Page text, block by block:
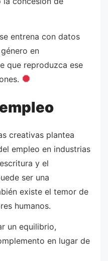
entrena con datos
en
que reproduzca ese
creativas plantea
empleo en industrias
y el
ser una
existe el temor de
humanos.
un equilibrio,
en lugar de